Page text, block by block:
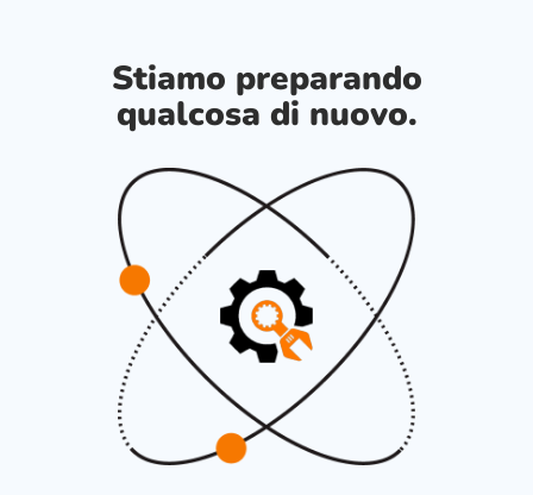
Stiamo preparando
qualcosa di nuovo.